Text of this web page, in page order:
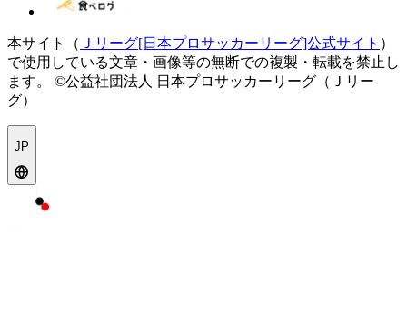
本サイト（ Ｊリーグ[日本プロサッカーリーグ]公式サイト ）
で使用している文章・画像等の無断での複製・転載を禁止し
ます。
©公益社団法人 日本プロサッカーリーグ（Ｊリー
グ）
JP